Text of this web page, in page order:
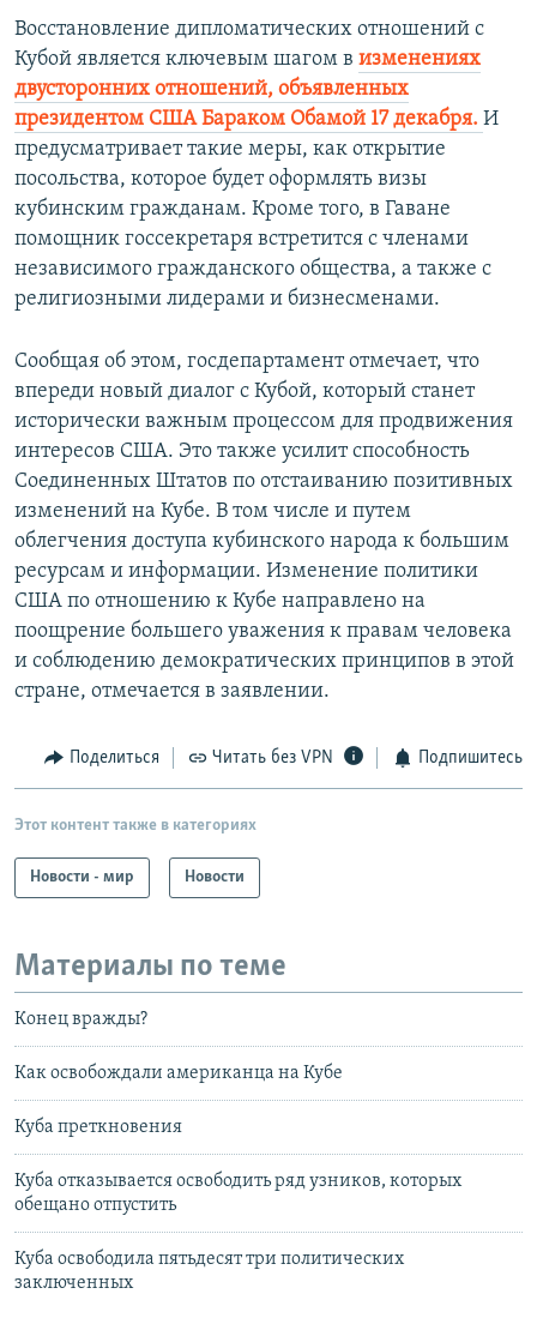
Восстановление дипломатических отношений с
Кубой является ключевым шагом в изменениях
двусторонних отношений, объявленных
президентом США Бараком Обамой 17 декабря. И
предусматривает такие меры, как открытие
посольства, которое будет оформлять визы
кубинским гражданам. Кроме того, в Гаване
помощник госсекретаря встретится с членами
независимого гражданского общества, а также с
религиозными лидерами и бизнесменами.
Сообщая об этом, госдепартамент отмечает, что
впереди новый диалог с Кубой, который станет
исторически важным процессом для продвижения
интересов США. Это также усилит способность
Соединенных Штатов по отстаиванию позитивных
изменений на Кубе. В том числе и путем
облегчения доступа кубинского народа к большим
ресурсам и информации. Изменение политики
США по отношению к Кубе направлено на
поощрение большего уважения к правам человека
и соблюдению демократических принципов в этой
стране, отмечается в заявлении.
Поделиться Читать без VPN Подпишитесь
Этот контент также в категориях
Новости - мир Новости
Материалы по теме
Конец вражды?
Как освобождали американца на Кубе
Куба преткновения
Куба отказывается освободить ряд узников, которых
обещано отпустить
Куба освободила пятьдесят три политических
заключенных